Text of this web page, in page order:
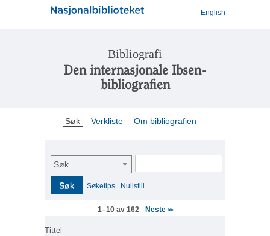
English
Bibliografi
Den internasjonale Ibsen-
bibliografien
Søk Verkliste Om bibliografien
Søk
Søk Søketips Nullstill
1–10 av 162 Neste >>
Tittel